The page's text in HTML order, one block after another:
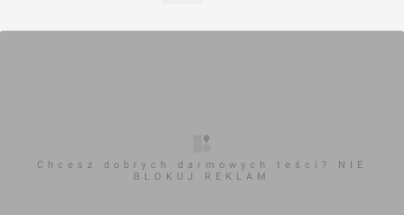
Chcesz dobrych darmowych teści? NIE
BLOKUJ REKLAM